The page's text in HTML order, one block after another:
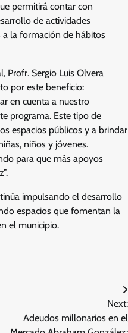
permitirá contar con
de actividades
la formación de hábitos
Profr. Sergio Luis Olvera
por este beneficio:
en cuenta a nuestro
programa. Este tipo de
espacios públicos y a brindar
niños y jóvenes.
para que más apoyos
impulsando el desarrollo
espacios que fomentan la
el municipio.
Next:
Adeudos millonarios en el